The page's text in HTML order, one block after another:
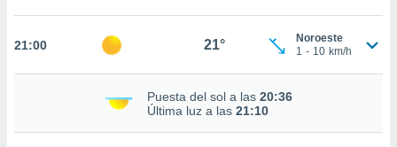
En
de que
el sitio
21:00 21°
Noroeste
1 - 10 km/h
Puesta del sol a las 20:36
Última luz a las 21:10